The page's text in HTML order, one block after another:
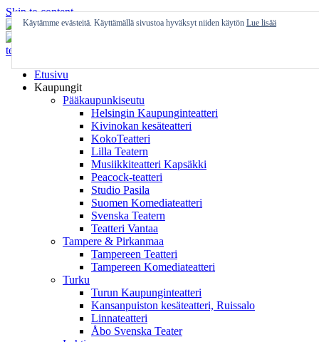
Skip to content
Etusivu
Kaupungit
Pääkaupunkiseutu
Helsingin Kaupunginteatteri
Kivinokan kesäteatteri
KokoTeatteri
Lilla Teatern
Musiikkiteatteri Kapsäkki
Peacock-teatteri
Studio Pasila
Suomen Komediateatteri
Svenska Teatern
Teatteri Vantaa
Tampere & Pirkanmaa
Tampereen Teatteri
Tampereen Komediateatteri
Turku
Turun Kaupunginteatteri
Kansanpuiston kesäteatteri, Ruissalo
Linnateatteri
Åbo Svenska Teater
Käytämme evästeitä. Käyttämällä sivustoa hyväksyt niiden käytön Lue lisää